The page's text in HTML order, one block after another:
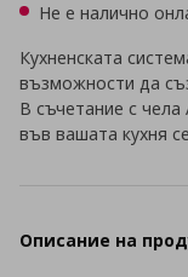
Не е налично
Кухненската
възможности да
В съчетание с чела
във вашата кухня
Описание на